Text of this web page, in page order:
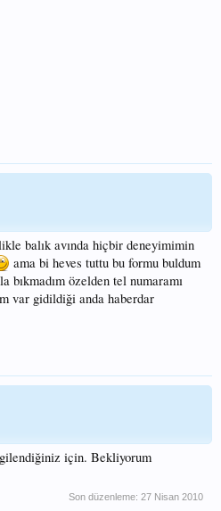
balık avında hiçbir deneyimimin
ama bi heves tuttu bu formu buldum
bıkmadım özelden tel numaramı
var gidildiği anda haberdar
için. Bekliyorum
Son düzenleme: 27 Nisan 2010